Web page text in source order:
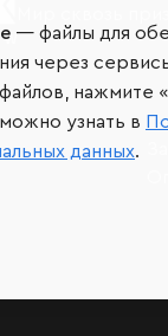
— файлы для
через
нажмите
узнать в
данных.